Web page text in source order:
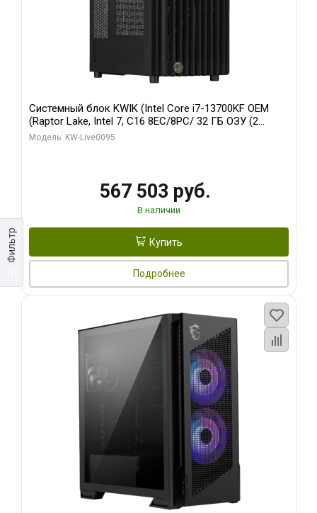
Фильтр
Системный блок KWIK (Intel Core i7-13700KF OEM
(Raptor Lake, Intel 7, C16 8EC/8PC/ 32 ГБ ОЗУ (2
модуля)/ Afox RTX4090 24GB GDDR6X 384-Bit 3xDP
Модель: KW-Live0095
567 503 руб.
В наличии
Купить
Подробнее